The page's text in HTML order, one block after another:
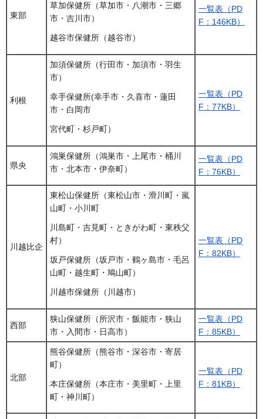
東部
草加保健所（草加市・八潮市・三郷
市・吉川市）
越谷市保健所（越谷市）
一覧表（PD
F：146KB）
利根
加須保健所（行田市・加須市・羽生
市）
幸手保健所(幸手市・久喜市・蓮田
市・白岡市
宮代町・杉戸町）
一覧表（PD
F：77KB）
県央
鴻巣保健所（鴻巣市・上尾市・桶川
市・北本市・伊奈町）
一覧表（PD
F：76KB）
川越比企
東松山保健所（東松山市・滑川町・嵐
山町・小川町
川島町・吉見町・ときがわ町・東秩父
村）
坂戸保健所（坂戸市・鶴ヶ島市・毛呂
山町・越生町・鳩山町）
川越市保健所（川越市）
一覧表（PD
F：82KB）
西部
狭山保健所（所沢市・飯能市・狭山
市・入間市・日高市）
一覧表（PD
F：85KB）
北部
熊谷保健所（熊谷市・深谷市・寄居
町）
本庄保健所（本庄市・美里町・上里
町・神川町）
一覧表（PD
F：81KB）